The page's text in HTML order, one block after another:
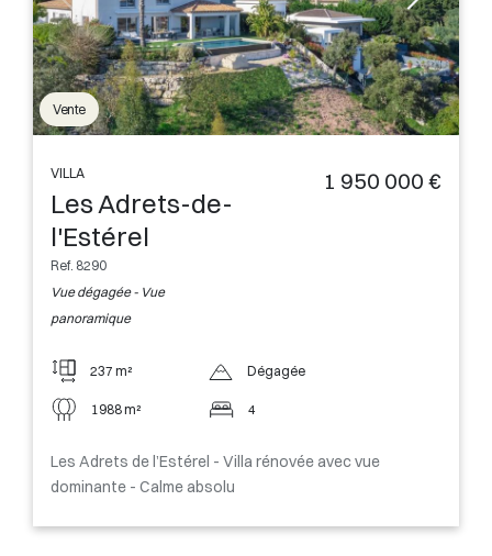
Vente
VILLA
Les Adrets-de-
l'Estérel
Ref. 8290
Vue dégagée - Vue
panoramique
1 950 000 €
237 m²
1988 m²
Dégagée
4
Les Adrets de l’Estérel - Villa rénovée avec vue
dominante - Calme absolu